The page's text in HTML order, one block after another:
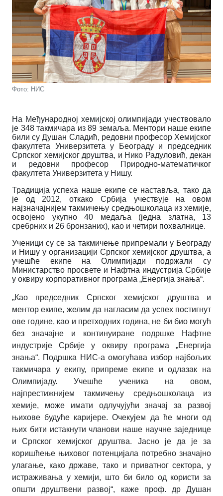
Фото: НИС
На Међународној хемијској олимпијади учествовало
је 348 такмичара из 89 земаља. Ментори наше екипе
били су Душан Сладић, редовни професор Хемијског
факултета Универзитета у Београду и председник
Српског хемијског друштва, и Нико Радуловић, декан
и редовни професор Природно-математичког
факултета Универзитета у Нишу.
Традиција успеха наше екипе се наставља, тако да
је од 2012, откако Србија учествује на овом
најзначајнијем такмичењу средњошколаца из хемије,
освојено укупно 40 медаља (једна златна, 13
сребрних и 26 бронзаних), као и четири похвалнице.
Ученици су се за такмичење припремали у Београду
и Нишу у организацији Српског хемијског друштва, а
учешће екипе на Олимпијади подржали су
Министарство просвете и Нафтна индустрија Србије
у оквиру корпоративног програма „Енергија знања“.
„Као председник Српског хемијског друштва и
ментор екипе, желим да нагласим да успех постигнут
ове године, као и претходних година, не би био могућ
без значајне и континуиране подршке Нафтне
индустрије Србије у оквиру програма „Енергија
знања“. Подршка НИС-а омогућава избор најбољих
такмичара у екипу, припреме екипе и одлазак на
Олимпијаду. Учешће ученика на овом,
најпрестижнијем такмичењу средњошколаца из
хемије, може имати одлучујући значај за развој
њихове будуће каријере. Очекујем да ће многи од
њих бити истакнути чланови наше научне заједнице
и Српског хемијског друштва. Јасно је да је за
коришћење њиховог потенцијала потребно значајно
улагање, како државе, тако и приватног сектора, у
истраживања у хемији, што би било од користи за
општи друштвени развој“, каже проф. др Душан